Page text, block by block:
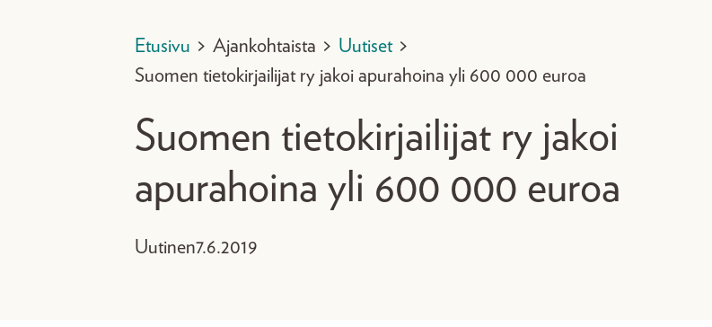
Etusivu > Ajankohtaista > Uutiset >
Suomen tietokirjailijat ry jakoi apurahoina yli 600 000 euroa
Suomen tietokirjailijat ry jakoi
apurahoina yli 600 000 euroa
Uutinen7.6.2019